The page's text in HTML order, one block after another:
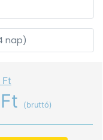
nap)
(bruttó)